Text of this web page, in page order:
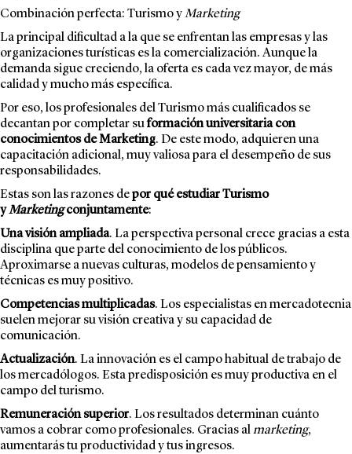
Combinación perfecta: Turismo yMarketing
La principal dificultad a la que se enfrentan las empresas y las
organizaciones turísticas es la comercialización. Aunque la
demanda sigue creciendo, la oferta es cada vez mayor, de más
calidad y mucho más específica.
Por eso, los profesionales del Turismo más cualificados se
decantan por completar suformación universitaria con
conocimientos de Marketing. De este modo, adquieren una
capacitación adicional, muy valiosa para el desempeño de sus
responsabilidades.
Estas son las razones depor qué estudiar Turismo
yMarketing conjuntamente:
Una visión ampliada. La perspectiva personal crece gracias a esta
disciplina que parte del conocimiento de los públicos.
Aproximarse a nuevas culturas, modelos de pensamiento y
técnicas es muy positivo.
Competencias multiplicadas. Los especialistas en mercadotecnia
suelen mejorar su visión creativa y su capacidad de
comunicación.
Actualización. La innovación es el campo habitual de trabajo de
los mercadólogos. Esta predisposición es muy productiva en el
campo del turismo.
Remuneración superior. Los resultados determinan cuánto
vamos a cobrar como profesionales. Gracias almarketing,
aumentarás tu productividad y tus ingresos.